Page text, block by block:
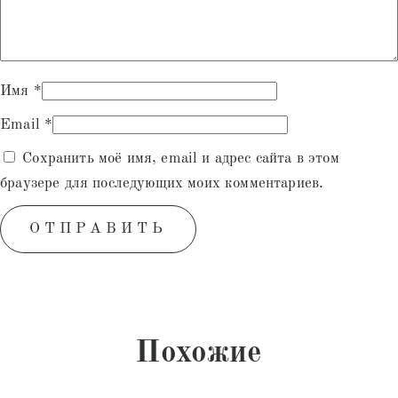
Имя *
Email *
Сохранить моё имя, email и адрес сайта в этом
браузере для последующих моих комментариев.
Похожие